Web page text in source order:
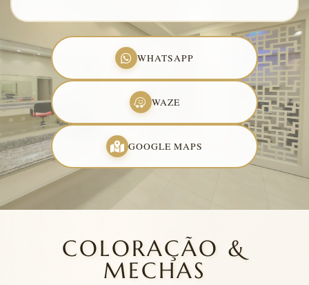
WHATSAPP
WAZE
GOOGLE MAPS
COLORAÇÃO &
MECHAS